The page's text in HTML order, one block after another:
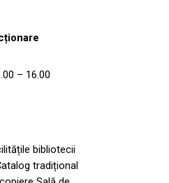
– 16.00
bibliotecii
tradițional